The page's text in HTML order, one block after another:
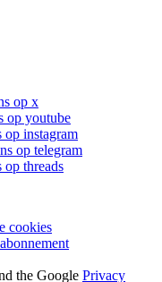
op x
op youtube
op instagram
op telegram
op threads
cookies
the Google Privacy